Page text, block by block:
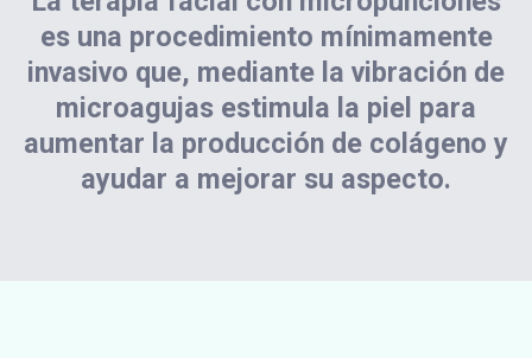
es una procedimiento mínimamente
invasivo que, mediante la vibración de
microagujas estimula la piel para
aumentar la producción de colágeno y
ayudar a mejorar su aspecto.